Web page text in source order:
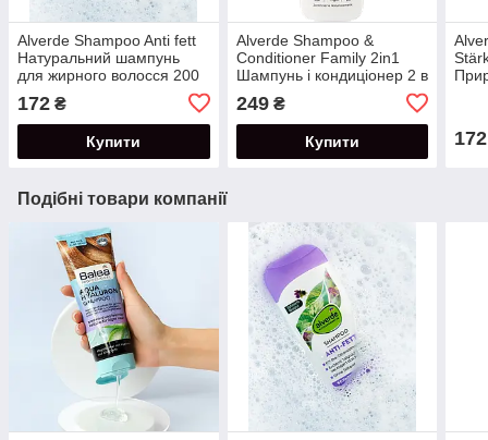
Alverde Shampoo Anti fett
Натуральний шампунь
для жирного волосся 200
172 ₴
Купити
Alverde Shampoo &
Conditioner Family 2in1
Шампунь і кондиціонер 2 в
1 для всієї родини 300 мл
249₴
Купити 172
Подібні товари компанії